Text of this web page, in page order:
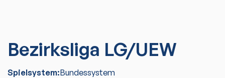
Bezirksliga LG/UEW
Spielsystem:Bundessystem